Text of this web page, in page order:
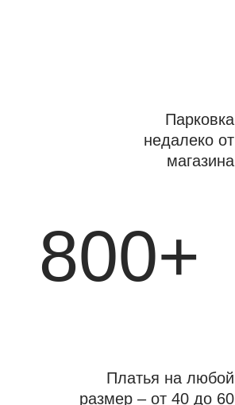
Парковка
недалеко от
магазина
800+
Платья на любой
размер – от 40 до 60